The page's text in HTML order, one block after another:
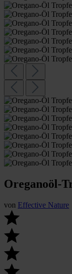
Oreganoöl-
von Effective Nature